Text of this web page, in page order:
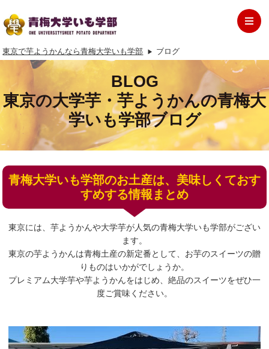
東京で芋ようかんなら青梅大学いも学部 ブログ
BLOG
東京の大学芋・芋ようかんの青梅大
学いも学部ブログ
青梅大学いも学部のお土産は、美味しくておす
すめする情報まとめ
東京には、芋ようかんや大学芋が人気の青梅大学いも学部がござい
ます。
東京の芋ようかんは青梅土産の新定番として、お芋のスイーツの贈
りものはいかがでしょうか。
プレミアム大学芋や芋ようかんをはじめ、絶品のスイーツをぜひ一
度ご賞味ください。